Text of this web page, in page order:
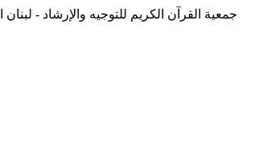
جمعية القرآن الكريم للتوجيه والإرشاد - لبنان